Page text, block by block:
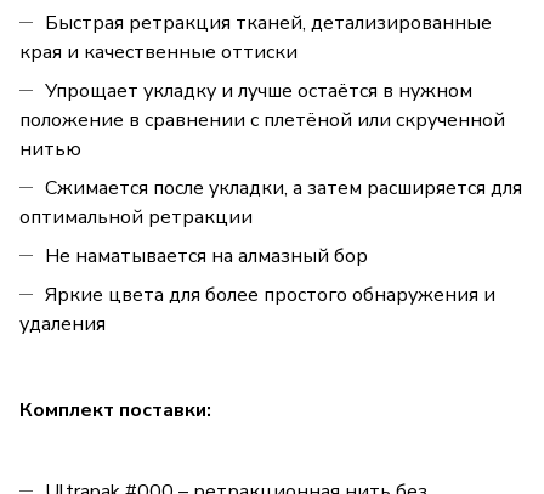
Быстрая ретракция тканей, детализированные
края и качественные оттиски
Упрощает укладку и лучше остаётся в нужном
положение в сравнении с плетёной или скрученной
нитью
Сжимается после укладки, а затем расширяется для
оптимальной ретракции
Не наматывается на алмазный бор
Яркие цвета для более простого обнаружения и
удаления
Комплект поставки: